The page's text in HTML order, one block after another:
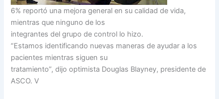
6% reportó una mejora general en su calidad de vida,
mientras que ninguno de los
integrantes del grupo de control lo hizo.
“Estamos identificando nuevas maneras de ayudar a los
pacientes mientras siguen su
tratamiento”, dijo optimista Douglas Blayney, presidente de
ASCO. V